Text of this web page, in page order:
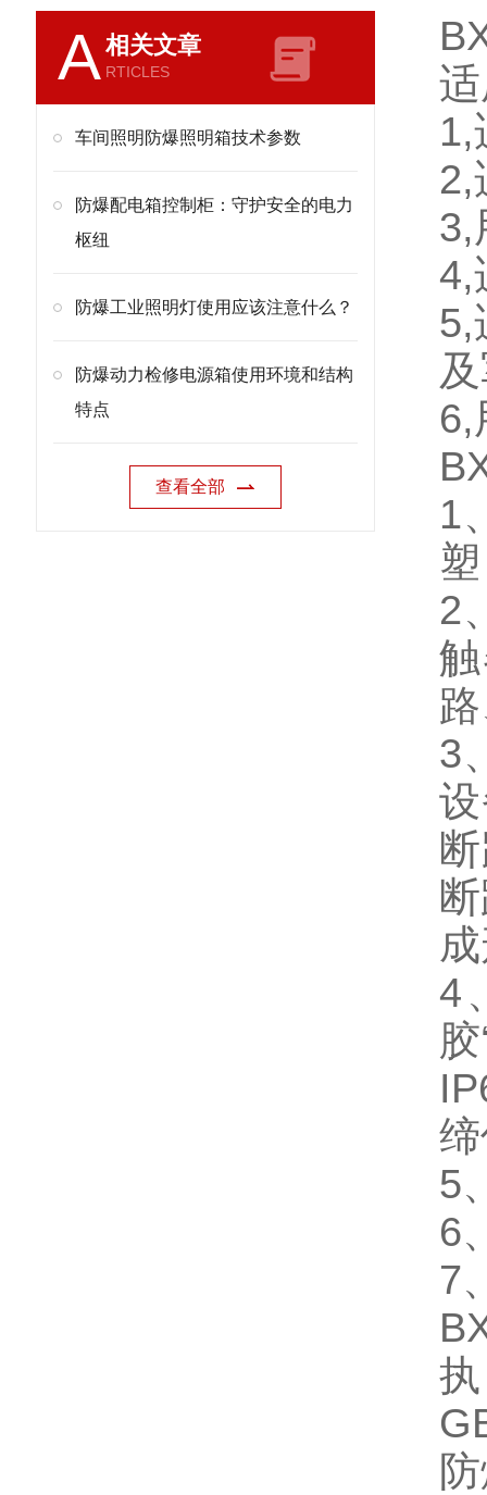
A相关文章
RTICLES
车间照明防爆照明箱技术参数
防爆配电箱控制柜：守护安全的电力
枢纽
防爆工业照明灯使用应该注意什么？
防爆动力检修电源箱使用环境和结构
特点
查看全部
1,
2,
3,
4,
5,
6,
1
2
3
4
5
6
7